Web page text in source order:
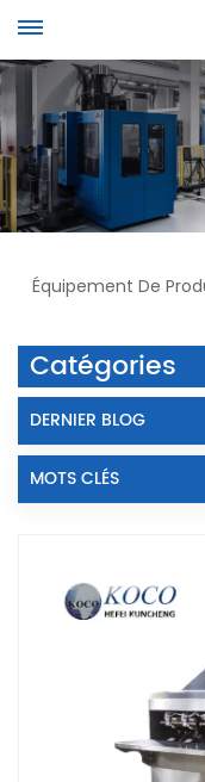
Équipement De
Catégories
DERNIER BLOG
MOTS CLÉS